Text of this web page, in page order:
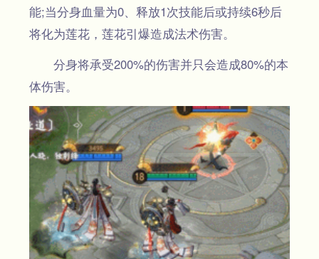
能;当分身血量为0、释放1次技能后或持续6秒后
将化为莲花，莲花引爆造成法术伤害。
分身将承受200%的伤害并只会造成80%的本
体伤害。